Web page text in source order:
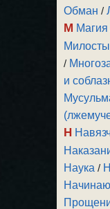
Обман /
М Магия
/
и
Н
Наука /